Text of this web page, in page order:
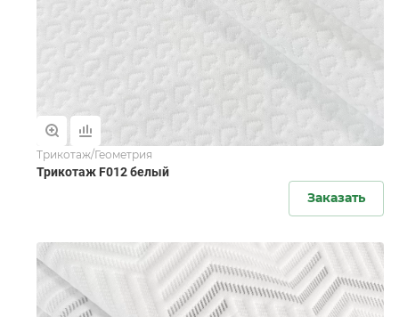
Трикотаж/Геометрия
Трикотаж F012 белый
Заказать